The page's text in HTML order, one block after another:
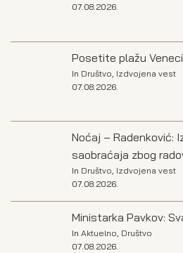
07.08.2026.
Posetite plažu
In Društvo Izdvojena vest
07.08.2026.
Noćaj – Radenković:
saobraćaja zbog
In Društvo, Izdvojena vest
07.08.2026.
Ministarka Pavkov:
In Aktuelno, Društvo
07.08.2026.